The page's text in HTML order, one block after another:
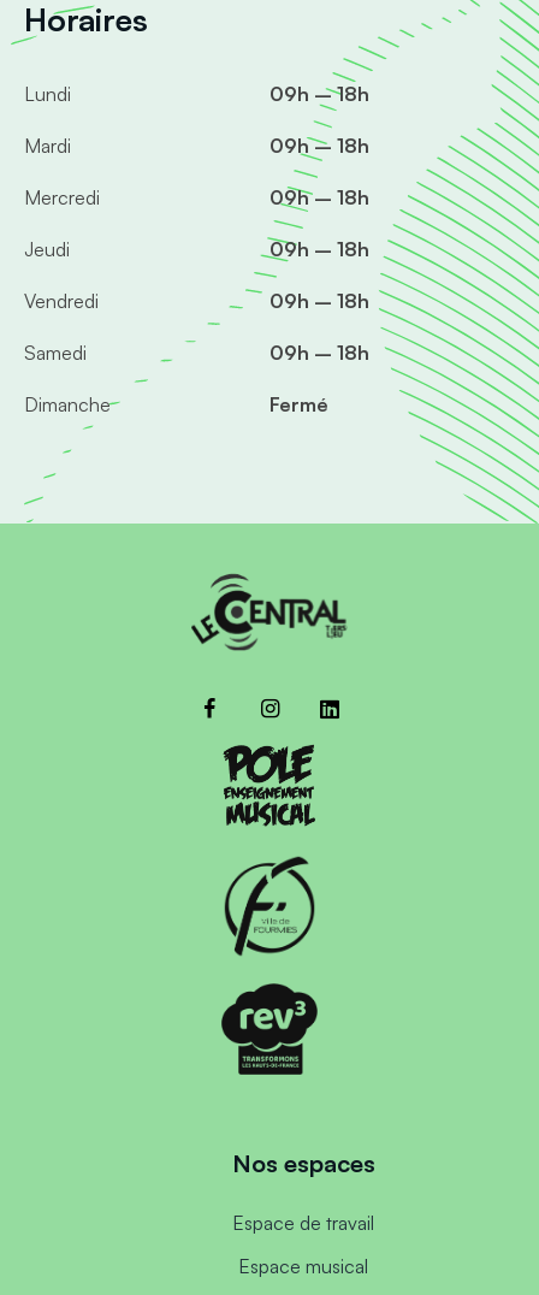
Horaires
Lundi 09h – 18h
Mardi 09h – 18h
Mercredi 09h – 18h
Jeudi 09h – 18h
Vendredi 09h – 18h
Samedi 09h – 18h
Dimanche Fermé
Nos espaces
Espace de travail
Espace musical